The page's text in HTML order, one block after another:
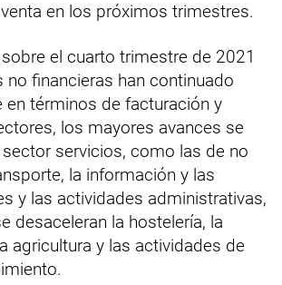
en los próximos trimestres.
el cuarto trimestre de 2021
no financieras han continuado
en términos de facturación y
los mayores avances se
servicios, como las de no
la información y las
y las actividades administrativas,
desaceleran la hostelería, la
agricultura y las actividades de